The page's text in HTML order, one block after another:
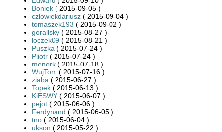
Boniek ( 2015-09-05 )
człowiekdariusz ( 2015-09-04 )
tomaszek193 ( 2015-09-02 )
gorallsky ( 2015-08-27 )
loczek09 ( 2015-08-21 )
Puszka ( 2015-07-24 )
Piiotr ( 2015-07-24 )
menork ( 2015-07-18 )
WujTom ( 2015-07-16 )
ziaba ( 2015-06-27 )
Topek ( 2015-06-13 )
KiESWY ( 2015-06-07 )
pejot ( 2015-06-06 )
Ferdynand ( 2015-06-05 )
tno ( 2015-06-04 )
ukson ( 2015-05-22 )